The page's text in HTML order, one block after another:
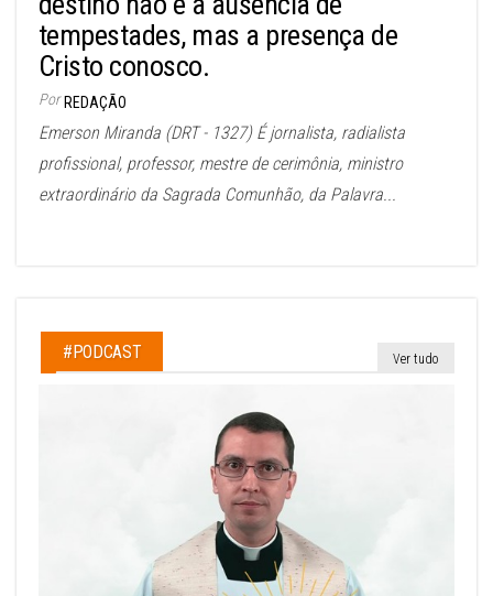
tempestades, mas a presença de
Cristo conosco.
Por REDAÇÃO
Emerson Miranda (DRT - 1327) É jornalista, radialista
profissional, professor, mestre de cerimônia, ministro
extraordinário da Sagrada Comunhão, da Palavra...
#PODCAST Ver tudo